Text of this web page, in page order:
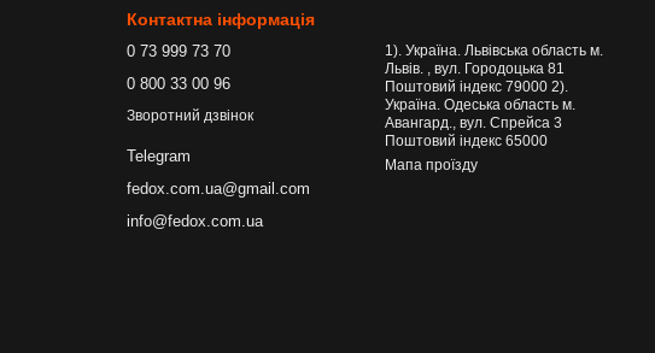
Контактна інформація
0 73 999 73 70
0 800 33 00 96
Зворотний дзвінок
Telegram
fedox.com.ua@gmail.com
info@fedox.com.ua
1). Україна. Львівська область м.
Львів. , вул. Городоцька 81
Поштовий індекс 79000 2).
Україна. Одеська область м.
Авангард., вул. Спрейса 3
Поштовий індекс 65000
Мапа проїзду